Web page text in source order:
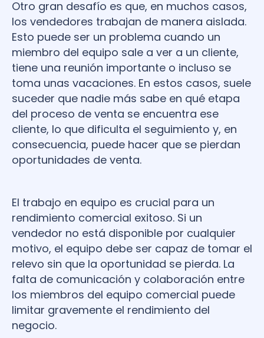
Otro gran desafío es que, en muchos casos,
los vendedores trabajan de manera aislada.
Esto puede ser un problema cuando un
miembro del equipo sale a ver a un cliente,
tiene una reunión importante o incluso se
toma unas vacaciones. En estos casos, suele
suceder que nadie más sabe en qué etapa
del proceso de venta se encuentra ese
cliente, lo que dificulta el seguimiento y, en
consecuencia, puede hacer que se pierdan
oportunidades de venta.
El trabajo en equipo es crucial para un
rendimiento comercial exitoso. Si un
vendedor no está disponible por cualquier
motivo, el equipo debe ser capaz de tomar el
relevo sin que la oportunidad se pierda. La
falta de comunicación y colaboración entre
los miembros del equipo comercial puede
limitar gravemente el rendimiento del
negocio.